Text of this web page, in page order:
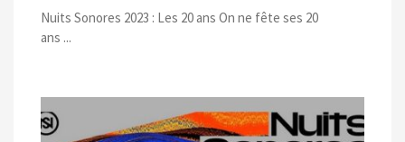
Nuits Sonores 2023 : Les 20 ans On ne fête ses 20
ans ...